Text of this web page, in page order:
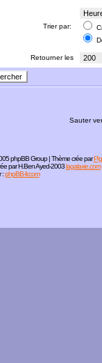
Trier par:
Retourner les
Sauter
phpBB Group | Thème crée par
par H.Ben Ayed-2003lagalaxie.com
:phpBB-fr.com